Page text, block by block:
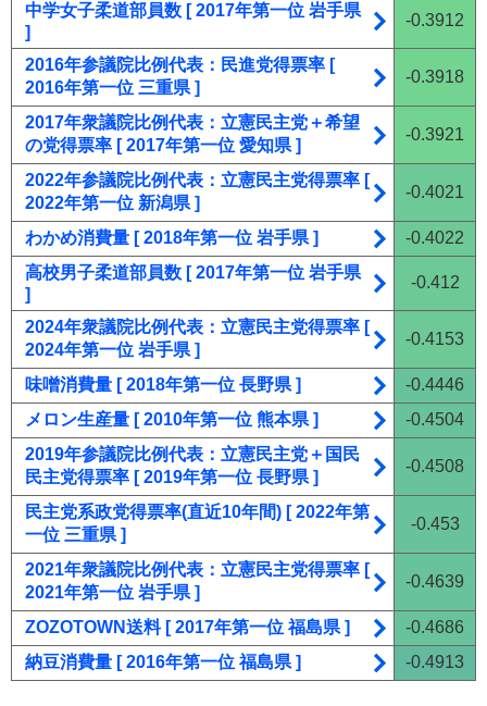
中学女子柔道部員数 [ 2017年第一位 岩手県
]
-0.3912
2016年参議院比例代表：民進党得票率 [
2016年第一位 三重県 ]
-0.3918
2017年衆議院比例代表：立憲民主党＋希望
の党得票率 [ 2017年第一位 愛知県 ]
-0.3921
2022年参議院比例代表：立憲民主党得票率 [
2022年第一位 新潟県 ]
-0.4021
わかめ消費量 [ 2018年第一位 岩手県 ]
-0.4022
高校男子柔道部員数 [ 2017年第一位 岩手県
]
-0.412
2024年衆議院比例代表：立憲民主党得票率 [
2024年第一位 岩手県 ]
-0.4153
味噌消費量 [ 2018年第一位 長野県 ]
-0.4446
メロン生産量 [ 2010年第一位 熊本県 ]
-0.4504
2019年参議院比例代表：立憲民主党＋国民
民主党得票率 [ 2019年第一位 長野県 ]
-0.4508
民主党系政党得票率(直近10年間) [ 2022年第
一位 三重県 ]
-0.453
2021年衆議院比例代表：立憲民主党得票率 [
2021年第一位 岩手県 ]
-0.4639
ZOZOTOWN送料 [ 2017年第一位 福島県 ]
-0.4686
納豆消費量 [ 2016年第一位 福島県 ]
-0.4913